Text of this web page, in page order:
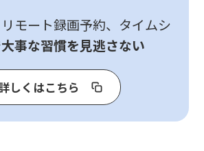
モート録画予約、タイムシ
大事な習慣を見逃さない
しくはこちら